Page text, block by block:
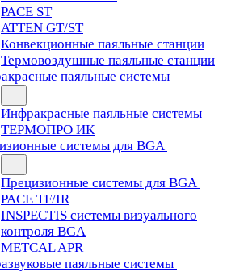
PACE ST
ATTEN GT/ST
Конвекционные паяльные станции
Термовоздушные паяльные станции
паяльные системы
Инфракрасные паяльные системы
ТЕРМОПРО ИК
системы для BGA
Прецизионные системы для BGA
PACE TF/IR
INSPECTIS системы визуального
контроля BGA
METCAL APR
паяльные системы